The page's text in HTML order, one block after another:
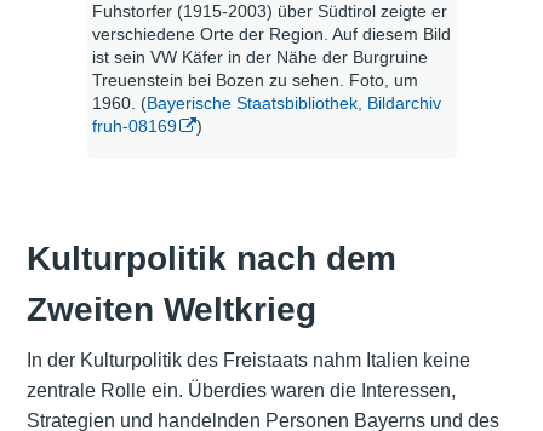
Fuhstorfer (1915-2003) über Südtirol zeigte er
verschiedene Orte der Region. Auf diesem Bild
ist sein VW Käfer in der Nähe der Burgruine
Treuenstein bei Bozen zu sehen. Foto, um
1960. (Bayerische Staatsbibliothek, Bildarchiv
fruh-08169
)
Kulturpolitik nach dem
Zweiten Weltkrieg
In der Kulturpolitik des Freistaats nahm Italien keine
zentrale Rolle ein. Überdies waren die Interessen,
Strategien und handelnden Personen Bayerns und des